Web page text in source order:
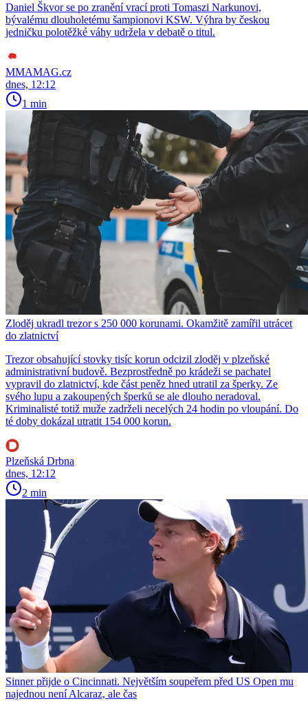
Daniel Škvor se po zranění vrací proti Tomaszi Narkunovi,
bývalému dlouholetému šampionovi KSW. Výhra by českou
jedničku polotěžké váhy udržela v debatě o titul.
MMAMAG.cz
dnes, 12:12
1 min
Zloděj ukradl trezor s 250 000 korunami. Okamžitě zamířil utrácet
do zlatnictví
Trezor obsahující stovky tisíc korun odcizil zloděj v plzeňské
administrativní budově. Bezprostředně po krádeži se pachatel
vypravil do zlatnictví, kde část peněz hned utratil za šperky. Ze
svého lupu a zakoupených šperků se ale dlouho neradoval.
Kriminalisté totiž muže zadrželi necelých 24 hodin po vloupání. Do
té doby dokázal utratit 154 000 korun.
Plzeňská Drbna
dnes, 12:12
2 min
Sinner přijde o Cincinnati. Největším soupeřem před US Open mu
najednou není Alcaraz, ale čas